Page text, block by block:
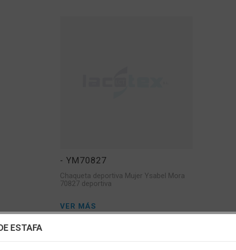
- YM70827
Chaqueta deportiva Mujer Ysabel Mora
70827 deportiva
VER MÁS
de cookies
ESTAFA